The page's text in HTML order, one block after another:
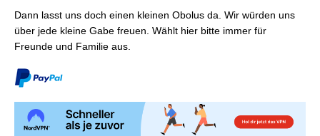
Dann lasst uns doch einen kleinen Obolus da. Wir würden uns
über jede kleine Gabe freuen. Wählt hier bitte immer für
Freunde und Familie aus.